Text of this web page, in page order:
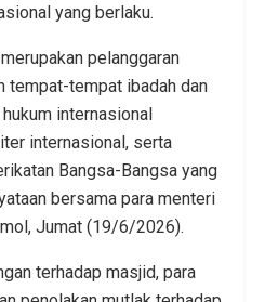
yang berlaku.
pelanggaran
tempat-tempat ibadah dan
internasional
internasional, serta
Bangsa-Bangsa yang
bersama para menteri
Jumat (19/6/2026).
terhadap masjid, para